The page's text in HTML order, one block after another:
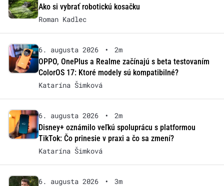
Ako si vybrať robotickú kosačku
Roman Kadlec
6. augusta 2026 •
2m
OPPO, OnePlus a Realme začínajú s beta testovaním
ColorOS 17: Ktoré modely sú kompatibilné?
Katarína Šimková
6. augusta 2026 •
2m
Disney+ oznámilo veľkú spoluprácu s platformou
TikTok: Čo prinesie v praxi a čo sa zmení?
Katarína Šimková
6. augusta 2026 •
3m